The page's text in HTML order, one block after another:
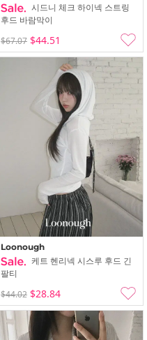
시드니 체크 하이넥 스트링
후드 바람막이
$67.07 $44.51
Loonough
케트 헨리넥 시스루 후드 긴
팔티
$44.02 $28.84